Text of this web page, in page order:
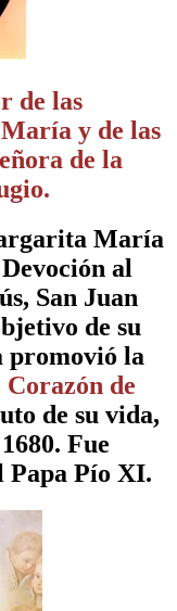
de las
María y de las
de la
María
al
San Juan
de su
promovió la
de
de su vida,
Fue
Papa Pío XI.